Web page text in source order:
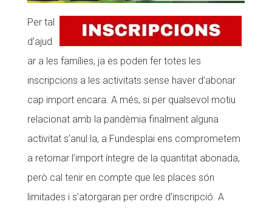
Per tal
d’ajud
ar a les famílies, ja es poden fer totes les
inscripcions a les activitats sense haver d’abonar
cap import encara. A més, si per qualsevol motiu
relacionat amb la pandèmia finalment alguna
activitat s’anul·la, a Fundesplai ens comprometem
a retornar l’import íntegre de la quantitat abonada,
però cal tenir en compte que les places són
limitades i s’atorgaran per ordre d’inscripció. A
Proposta educativa
ACTUALITAT
Notícies
Diari de la Fundació
Fundesplai als mitjans
Xarxes socials
COL·LABORA